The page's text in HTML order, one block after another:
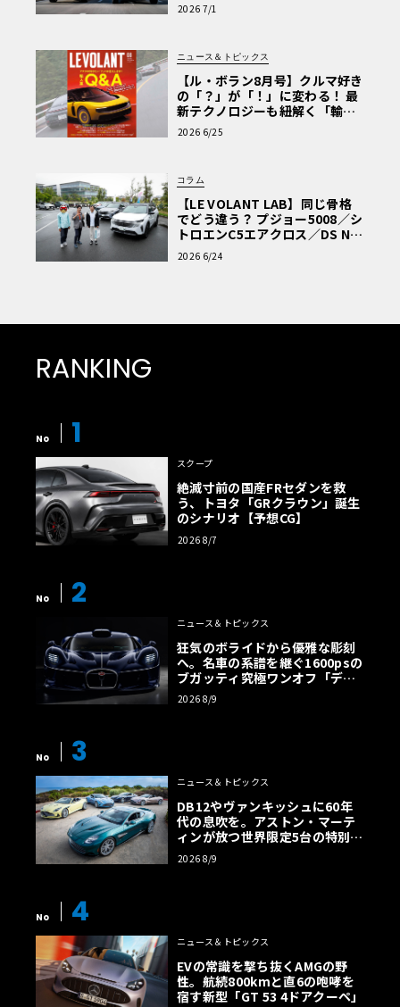
2026 7/1
ニュース＆トピックス
【ル・ボラン8月号】クルマ好き
の「？」が「！」に変わる！ 最
新テクノロジーも紐解く「輸入
車Q&A」
2026 6/25
コラム
【LE VOLANT LAB】同じ骨格
でどう違う？ プジョー5008／シ
トロエンC5エアクロス／DS Nº4
読者一気乗りレポート
2026 6/24
RANKING
No 1
スクープ
絶滅寸前の国産FRセダンを救
う、トヨタ「GRクラウン」誕生
のシナリオ【予想CG】
2026 8/7
No 2
ニュース＆トピックス
狂気のボライドから優雅な彫刻
へ。名車の系譜を継ぐ1600psの
ブガッティ究極ワンオフ「デス
トリエ」
2026 8/9
No 3
ニュース＆トピックス
DB12やヴァンキッシュに60年
代の息吹を。アストン・マーテ
ィンが放つ世界限定5台の特別コ
レクション
2026 8/9
No 4
ニュース＆トピックス
EVの常識を撃ち抜くAMGの野
性。航続800kmと直6の咆哮を
宿す新型「GT 53 4ドアクーペ」